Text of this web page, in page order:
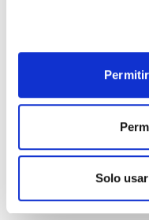
Solo